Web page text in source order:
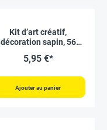
Kit d’art créatif,
décoration sapin, 56
5,95 €*
Ajouter au panier